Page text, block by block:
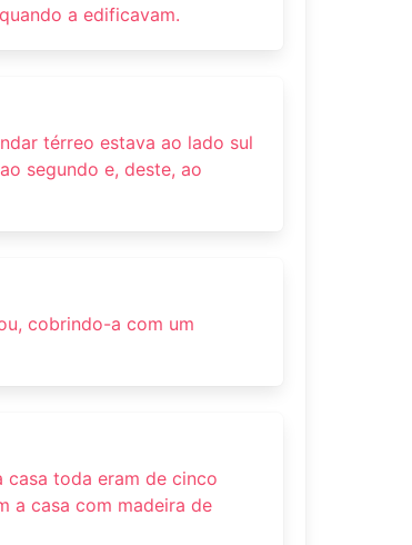
a edificavam.
térreo estava ao lado sul
segundo e, deste, ao
cobrindo-a com um
casa toda eram de cinco
a casa com madeira de